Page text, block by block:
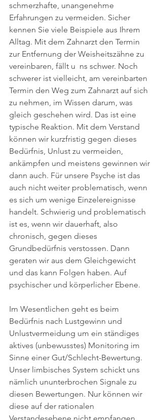
schmerzhafte, unangenehme
Erfahrungen zu vermeiden. Sicher
kennen Sie viele Beispiele aus Ihrem
Alltag. Mit dem Zahnarzt den Termin
zur Entfernung der Weisheitszähne zu
vereinbaren, fällt u  ns schwer. Noch
schwerer ist vielleicht, am vereinbarten
Termin den Weg zum Zahnarzt auf sich
zu nehmen, im Wissen darum, was
gleich geschehen wird. Das ist eine
typische Reaktion. Mit dem Verstand
können wir kurzfristig gegen dieses
Bedürfnis, Unlust zu vermeiden,
ankämpfen und meistens gewinnen wir
dann auch. Für unsere Psyche ist das
auch nicht weiter problematisch, wenn
es sich um wenige Einzelereignisse
handelt. Schwierig und problematisch
ist es, wenn wir dauerhaft, also
chronisch, gegen dieses
Grundbedürfnis verstossen. Dann
geraten wir aus dem Gleichgewicht
und das kann Folgen haben. Auf
psychischer und körperlicher Ebene.
Im Wesentlichen geht es beim
Bedürfnis nach Lustgewinn und
Unlustvermeidung um ein ständiges
aktives (unbewusstes) Monitoring im
Sinne einer Gut/Schlecht-Bewertung.
Unser limbisches System schickt uns
nämlich ununterbrochen Signale zu
diesen Bewertungen. Nur können wir
diese auf der rationalen